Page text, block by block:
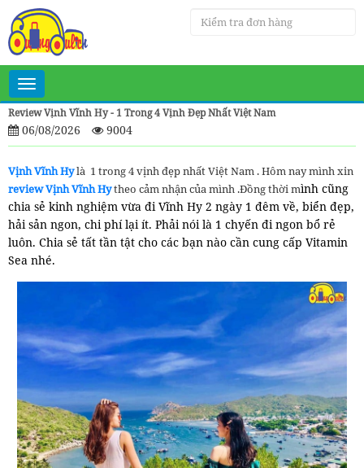
Toggle
navigation
Review Vịnh Vĩnh Hy - 1 Trong 4 Vịnh Đẹp Nhất Việt Nam
06/08/2026 9004
Vịnh Vĩnh Hylà 1 trong 4 vịnh đẹp nhất Việt Nam . Hôm nay mình xin
review Vịnh Vĩnh Hytheo cảm nhận của mình .Đồng thời mình cũng
chia sẻ kinh nghiệm vừa đi Vĩnh Hy 2 ngày 1 đêm về, biển đẹp,
hải sản ngon, chi phí lại ít. Phải nói là 1 chyến đi ngon bổ rẻ
luôn. Chia sẻ tất tần tật cho các bạn nào cần cung cấp Vitamin
Sea nhé.